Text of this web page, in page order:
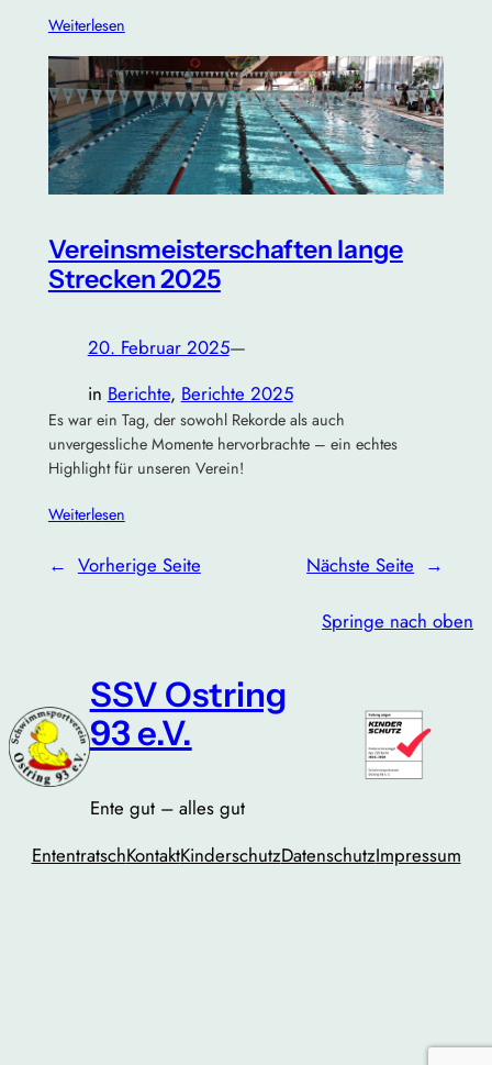
Weiterlesen
Vereinsmeisterschaften lange
Strecken 2025
20. Februar 2025—
in Berichte, Berichte 2025
Es war ein Tag, der sowohl Rekorde als auch
unvergessliche Momente hervorbrachte – ein echtes
Highlight für unseren Verein!
Weiterlesen
← Vorherige Seite Nächste Seite →
Springe nach oben
SSV Ostring
93 e.V.
Ente gut – alles gut
EntentratschKontaktKinderschutzDatenschutzImpressum